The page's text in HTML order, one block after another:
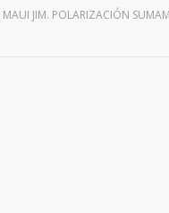
JIM. POLARIZACIÓN